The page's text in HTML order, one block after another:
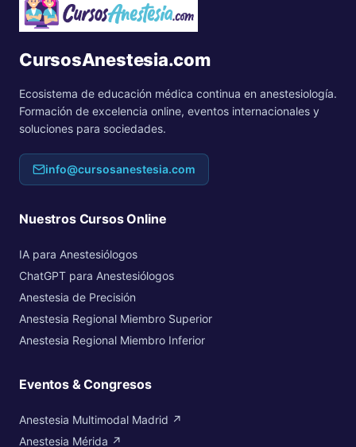
CursosAnestesia.com
Ecosistema de educación médica continua en anestesiología.
Formación de excelencia online, eventos internacionales y
soluciones para sociedades.
info@cursosanestesia.com
Nuestros Cursos Online
IA para Anestesiólogos
ChatGPT para Anestesiólogos
Anestesia de Precisión
Anestesia Regional Miembro Superior
Anestesia Regional Miembro Inferior
Eventos & Congresos
Anestesia Multimodal Madrid ↗
Anestesia Mérida ↗